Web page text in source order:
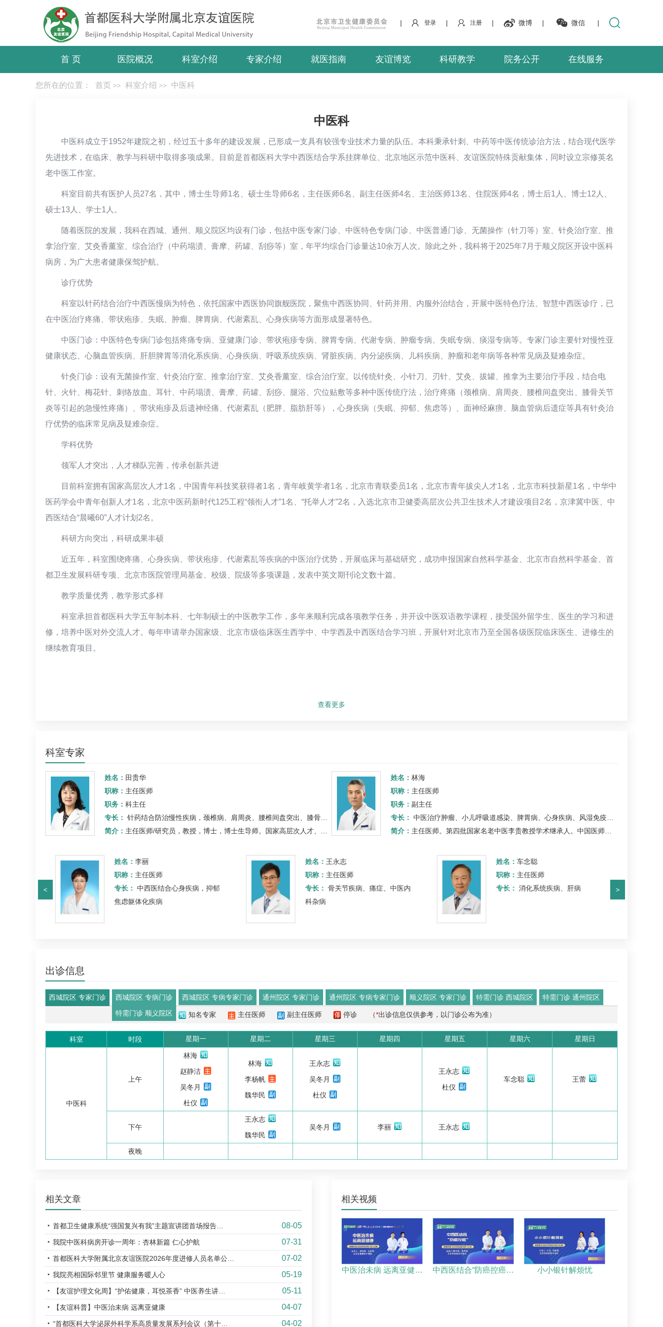
| 登录 | 注册 | 微博 | 微信 |
首 页 医院概况 科室介绍 专家介绍 就医指南 友谊博览 科研教学 院务公开 在线服务
您所在的位置： 首页 >> 科室介绍 >> 中医科
中医科
中医科成立于1952年建院之初，经过五十多年的建设发展，已形成一支具有较强专业技术力量的队伍。本科秉承针刺、中药等中医传统诊治方法，结合现代医学
先进技术，在临床、教学与科研中取得多项成果。目前是首都医科大学中西医结合学系挂牌单位、北京地区示范中医科、友谊医院特殊贡献集体，同时设立宗修英名
老中医工作室。
科室目前共有医护人员27名，其中，博士生导师1名、硕士生导师6名，主任医师6名、副主任医师4名、主治医师13名、住院医师4名，博士后1人、博士12人、
硕士13人、学士1人。
随着医院的发展，我科在西城、通州、顺义院区均设有门诊，包括中医专家门诊、中医特色专病门诊、中医普通门诊、无菌操作（针刀等）室、针灸治疗室、推
拿治疗室、艾灸香薰室、综合治疗（中药塌渍、膏摩、药罐、刮痧等）室，年平均综合门诊量达10余万人次。除此之外，我科将于2025年7月于顺义院区开设中医科
病房，为广大患者健康保驾护航。
诊疗优势
科室以针药结合治疗中西医慢病为特色，依托国家中西医协同旗舰医院，聚焦中西医协同、针药并用、内服外治结合，开展中医特色疗法、智慧中西医诊疗，已
在中医治疗疼痛、带状疱疹、失眠、肿瘤、脾胃病、代谢紊乱、心身疾病等方面形成显著特色。
中医门诊：中医特色专病门诊包括疼痛专病、亚健康门诊、带状疱疹专病、脾胃专病、代谢专病、肿瘤专病、失眠专病、痰湿专病等。专家门诊主要针对慢性亚
健康状态、心脑血管疾病、肝胆脾胃等消化系疾病、心身疾病、呼吸系统疾病、肾脏疾病、内分泌疾病、儿科疾病、肿瘤和老年病等各种常见病及疑难杂症。
针灸门诊：设有无菌操作室、针灸治疗室、推拿治疗室、艾灸香薰室、综合治疗室。以传统针灸、小针刀、刃针、艾灸、拔罐、推拿为主要治疗手段，结合电
针、火针、梅花针、刺络放血、耳针、中药塌渍、膏摩、药罐、刮痧、腿浴、穴位贴敷等多种中医传统疗法，治疗疼痛（颈椎病、肩周炎、腰椎间盘突出、膝骨关节
炎等引起的急慢性疼痛）、带状疱疹及后遗神经痛、代谢紊乱（肥胖、脂肪肝等），心身疾病（失眠、抑郁、焦虑等）、面神经麻痹、脑血管病后遗症等具有针灸治
疗优势的临床常见病及疑难杂症。
学科优势
领军人才突出，人才梯队完善，传承创新共进
目前科室拥有国家高层次人才1名，中国青年科技奖获得者1名，青年岐黄学者1名，北京市青联委员1名，北京市青年拔尖人才1名，北京市科技新星1名，中华中
医药学会中青年创新人才1名，北京中医药新时代125工程“领衔人才”1名、“托举人才”2名，入选北京市卫健委高层次公共卫生技术人才建设项目2名，京津冀中医、中
西医结合“晨曦60”人才计划2名。
科研方向突出，科研成果丰硕
近五年，科室围绕疼痛、心身疾病、带状疱疹、代谢紊乱等疾病的中医治疗优势，开展临床与基础研究，成功申报国家自然科学基金、北京市自然科学基金、首
都卫生发展科研专项、北京市医院管理局基金、校级、院级等多项课题，发表中英文期刊论文数十篇。
教学质量优秀，教学形式多样
科室承担首都医科大学五年制本科、七年制硕士的中医教学工作，多年来顺利完成各项教学任务，并开设中医双语教学课程，接受国外留学生、医生的学习和进
修，培养中医对外交流人才。每年申请举办国家级、北京市级临床医生西学中、中学西及中西医结合学习班，开展针对北京市乃至全国各级医院临床医生、进修生的
继续教育项目。
查看更多
科室专家
姓名： 田贵华
职称： 主任医师
职务： 科主任
专长： 针药结合防治慢性疾病， 颈椎病 肩周炎 、腰椎间盘突出、膝骨关节炎、头痛、失眠、抑郁焦虑、面瘫、脑血管病…
简介： 主任医师/研究员，教授，博士，博士生导师。国家高层次人才、中国青年科技奖获得者、青年岐黄学者、北京市青联委员、北京市青年…
姓名： 林海
职称： 主任医师
职务： 副主任
专长： 中医治疗肿瘤、小儿呼吸道感染、脾胃病、心身疾病、风湿免疫疾病等。
简介： 主任医师。第四批国家名老中医李贵教授学术继承人。中国医师协会中西医结合分会综合医院中医药工作委员会常委、中国民族医药学会…
姓名： 李丽
职称： 主任医师
专长：
焦虑躯体化疾病
姓名： 王永志
职称： 主任医师
专长： 骨关节疾病、痛症、中医内
科杂病
姓名：车念聪
职称： 主任医师
专长： 消化系统疾病、肝病
< >
出诊信息
西城院区 专家门诊 西城院区 专病门诊 西城院区 专病专家门诊 通州院区 专家门诊 通州院区 专病专家门诊 顺义院区 专家门诊 特需门诊 西城院区
特需门诊 通州院区
特需门诊 顺义院区
知名专家 主任医师 副主任医师 停诊 （*出诊信息仅供参考，以门诊公布为准）
科室 时段 星期一 星期二 星期三 星期四 星期五 星期六 星期日
中医科
上午
林海
赵静洁
吴冬月
杜仪
林海
李杨帆
魏华民
王永志
吴冬月
杜仪
王永志
杜仪
车念聪 王蕾
下午
王永志
魏华民
吴冬月 李丽 王永志
夜晚
相关文章
08-05
首都卫生健康系统“强国复兴有我”主题宣讲团首场报告…
07-31
我院中医科病房开诊一周年：杏林新篇 仁心护航
07-02
首都医科大学附属北京友谊医院2026年度进修人员名单公…
05-19
我院亮相国际邻里节 健康服务暖人心
05-11
【友谊护理文化周】“护佑健康，耳悦茶香” 中医养生讲…
04-07
【友谊科普】中医治未病 远离亚健康
04-02
“首都医科大学泌尿外科学系高质量发展系列会议（第十…
相关视频
中医治未病 远离亚健… 中西医结合“防癌控癌… 小小银针解烦忧